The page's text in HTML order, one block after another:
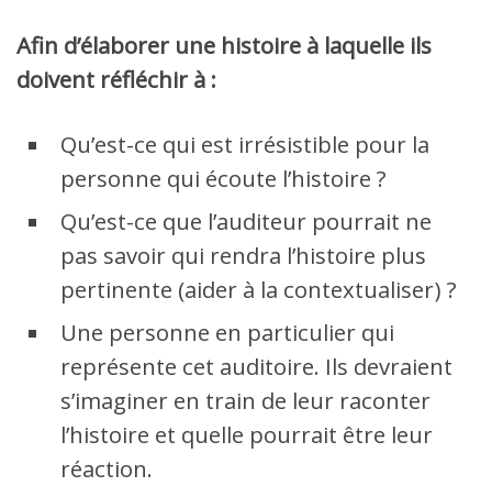
Afin d’élaborer une histoire à laquelle ils
doivent réfléchir à :
Qu’est-ce qui est irrésistible pour la
personne qui écoute l’histoire ?
Qu’est-ce que l’auditeur pourrait ne
pas savoir qui rendra l’histoire plus
pertinente (aider à la contextualiser) ?
Une personne en particulier qui
représente cet auditoire. Ils devraient
s’imaginer en train de leur raconter
l’histoire et quelle pourrait être leur
réaction.